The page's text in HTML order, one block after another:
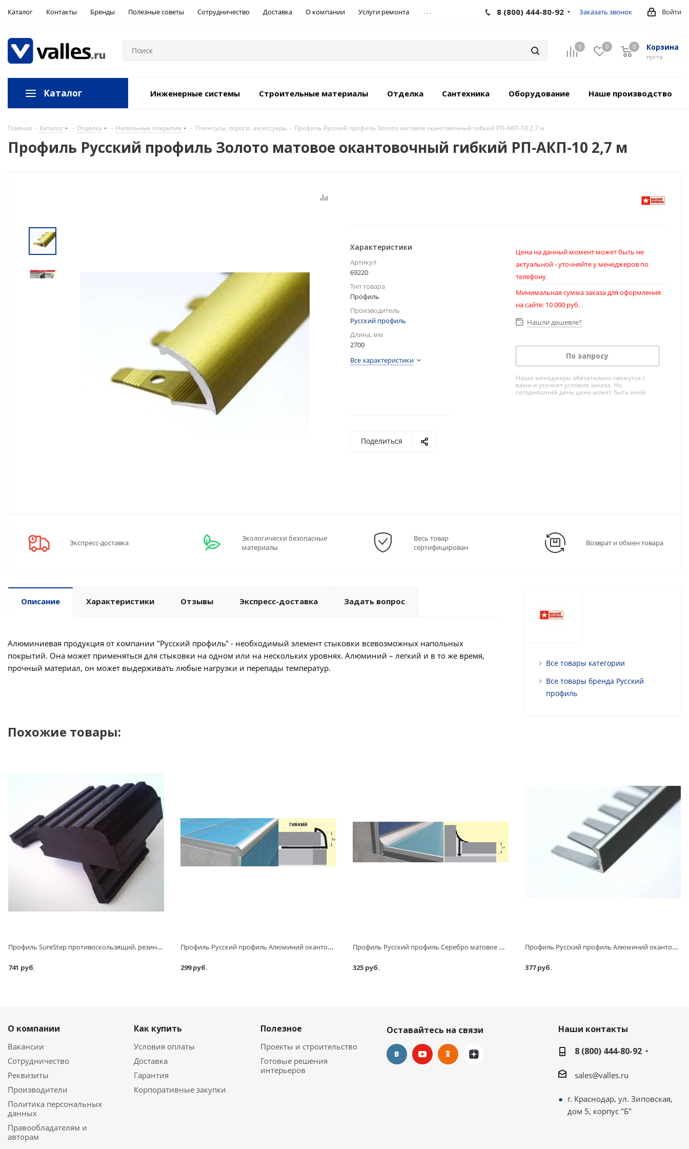
Каталог Контакты Бренды Полезные советы Сотрудничество Доставка О компании Услуги ремонта ... Войти
8 (800) 444-80-92 Заказать звонок
0 0 Корзина
пуста
0
Каталог Инженерные системы Строительные материалы Отделка Сантехника Оборудование Наше производство
Главная - Каталог - Отделка - Напольные покрытия - Плинтусы, пороги, аксессуары - Профиль Русский профиль Золото матовое окантовочный гибкий РП-АКП-10 2,7 м
Профиль Русский профиль Золото матовое окантовочный гибкий РП-АКП-10 2,7 м
Характеристики
Артикул
69220
Тип товара
Профиль
Производитель
Русский профиль
Длина, мм
2700
Все характеристики
Цена на данный момент может быть не
актуальной - уточняйте у менеджеров по
телефону
Минимальная сумма заказа для оформления
на сайте: 10 000 руб.
Нашли дешевле?
По запросу
Наши менеджеры обязательно свяжутся с
вами и уточнят условия заказа. На
сегодняшний день цена может быть иной
Поделиться
Экспресс-доставка
Экологически безопасные
материалы
Весь товар
сертифицирован
Возврат и обмен товара
Описание Характеристики Отзывы Экспресс-доставка Задать вопрос
Алюминиевая продукция от компании "Русский профиль" - необходимый элемент стыковки всевозможных напольных
покрытий. Она может применяться для стыковки на одном или на нескольких уровнях. Алюминий – легкий и в то же время,
прочный материал, он может выдерживать любые нагрузки и перепады температур.
Все товары категории
Все товары бренда Русский
профиль
Похожие товары:
Профиль SureStep противоскользящий, резиновый, черный, 50х1185 мм
741 руб.
Профиль Русский профиль Алюминий окантовочный гибкий РП-АКП-02 2,5 м
299 руб.
Профиль Русский профиль Серебро матовое окантовочный РП-АКП-08 2,5 м
325 руб.
Профиль Русский профиль Алюминий окантовочный гибкий РП-АКП-04 2,7 м
377 руб.
О компании
Вакансии
Сотрудничество
Реквизиты
Производители
Политика персональных
данных
Правообладателям и
авторам
Как купить
Условия оплаты
Доставка
Гарантия
Корпоративные закупки
Полезное
Проекты и строительство
Готовые решения
интерьеров
Оставайтесь на связи
Наши контакты
8 (800) 444-80-92
sales@valles.ru
г. Краснодар, ул. Зиповская,
дом 5, корпус "Б"